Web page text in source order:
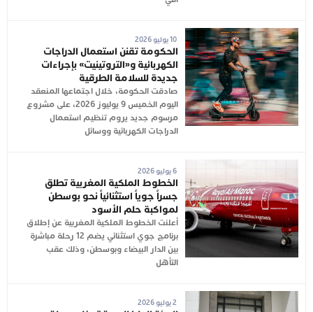
10 يوليو 2026
الحكومة تقنن استعمال الدراجات
الكهربائية و«التروتينيت» بإجراءات
جديدة للسلامة الطرقية
صادقت الحكومة، خلال اجتماعها المنعقد
اليوم الخميس 9 يوليوز 2026، على مشروع
مرسوم جديد يروم تنظيم استعمال
الدراجات الكهربائية ووسائل
6 يوليو 2026
الخطوط الملكية المغربية تطلق
جسراً جوياً استثنائياً نحو بوسطن
لمواكبة حلم الأسود
أعلنت الخطوط الملكية المغربية عن إطلاق
برنامج جوي استثنائي يضم 12 رحلة مباشرة
بين الدار البيضاء وبوسطن، وذلك عقب
التأهل
2 يوليو 2026